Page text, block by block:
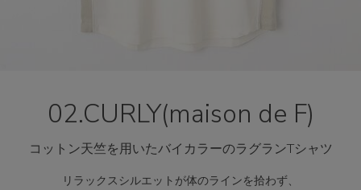
02.CURLY(maison de F)
コットン天竺を用いたバイカラーのラグランTシャツ
リラックスシルエットが体のラインを拾わず、